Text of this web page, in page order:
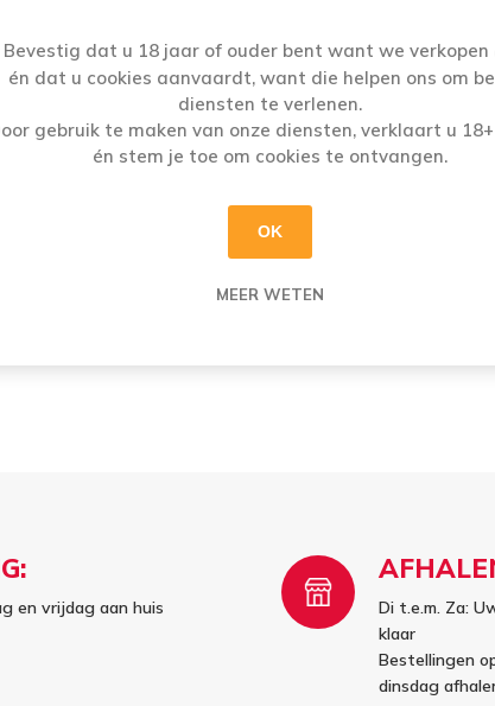
en vrijdag aan huis
Di t.e.m. Za:
klaar
Bestellingen
dinsdag
dat u 18 jaar of ouder bent want we verkopen
én dat u cookies aanvaardt, want die helpen ons om
diensten te verlenen.
gebruik te maken van onze diensten, verklaart u
én stem je toe om cookies te ontvangen.
OK
MEER WETEN